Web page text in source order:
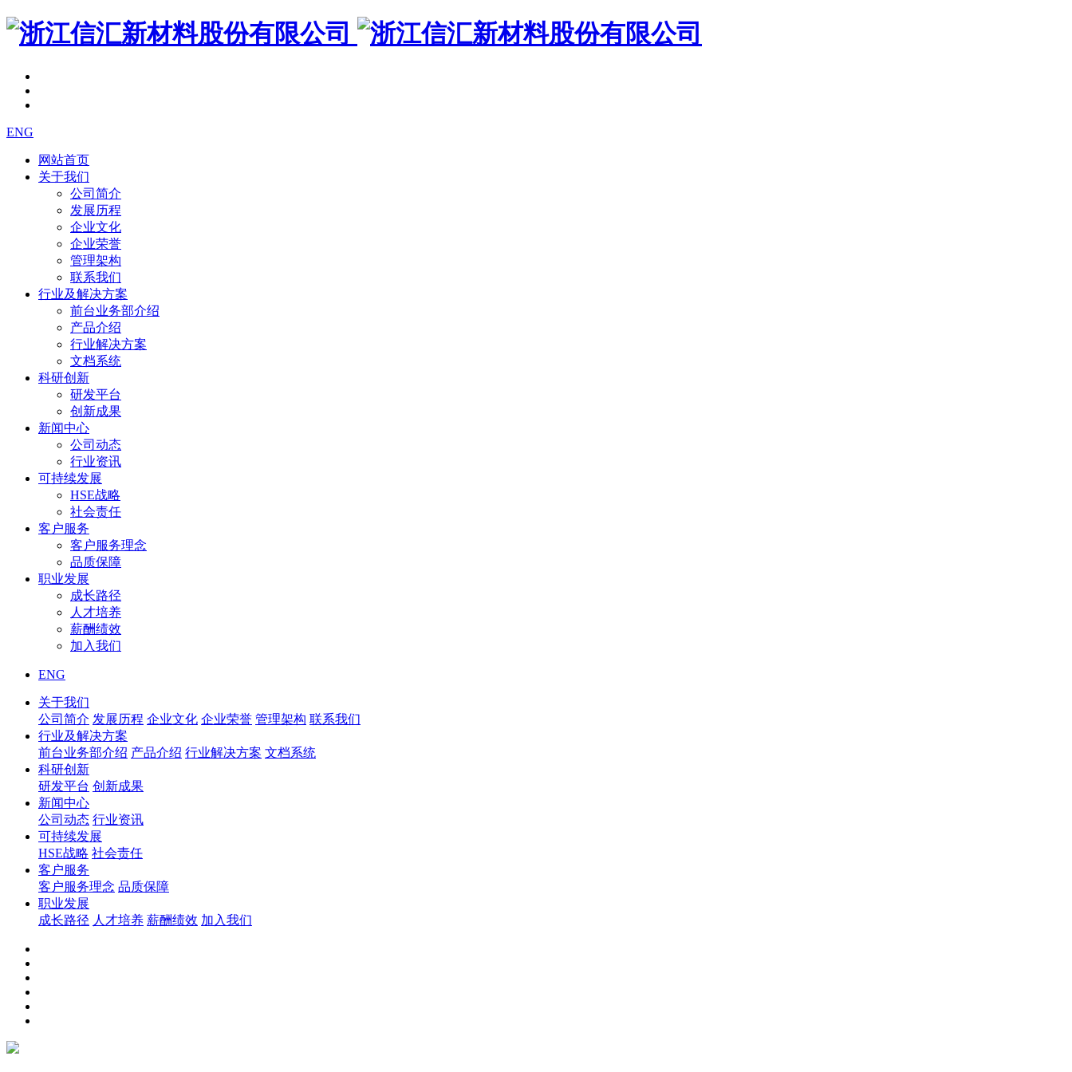
ENG
网站首页
关于我们
公司简介
发展历程
企业文化
企业荣誉
管理架构
联系我们
行业及解决方案
前台业务部介绍
产品介绍
行业解决方案
文档系统
科研创新
研发平台
创新成果
新闻中心
公司动态
行业资讯
可持续发展
HSE战略
社会责任
客户服务
客户服务理念
品质保障
职业发展
成长路径
人才培养
薪酬绩效
加入我们
ENG
关于我们
公司简介 发展历程 企业文化 企业荣誉 管理架构 联系我们
行业及解决方案
前台业务部介绍 产品介绍 行业解决方案 文档系统
科研创新
研发平台 创新成果
新闻中心
公司动态 行业资讯
可持续发展
HSE战略 社会责任
客户服务
客户服务理念 品质保障
职业发展
成长路径 人才培养 薪酬绩效 加入我们